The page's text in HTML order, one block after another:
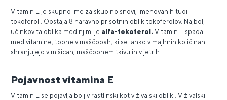
Vitamin E je skupno ime za skupino snovi, imenovanih tudi
tokoferoli. Obstaja 8 naravno prisotnih oblik tokoferolov. Najbolj
učinkovita oblika med njimi je alfa-tokoferol. Vitamin E spada
med vitamine, topne v maščobah, ki se lahko v majhnih količinah
shranjujejo v mišicah, maščobnem tkivu in v jetrih.
Pojavnost vitamina E
Vitamin E se pojavlja bolj v rastlinski kot v živalski obliki. V živalski